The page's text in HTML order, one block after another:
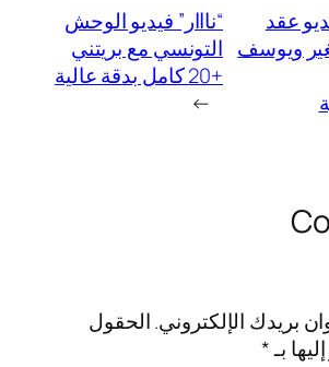
عقد
ويوسف
“نااار” فيديو الوحش
التونسي مع بريتني
+20 كامل بدقة عالية
→
بريدك الإلكتروني.الحقول
بـ*